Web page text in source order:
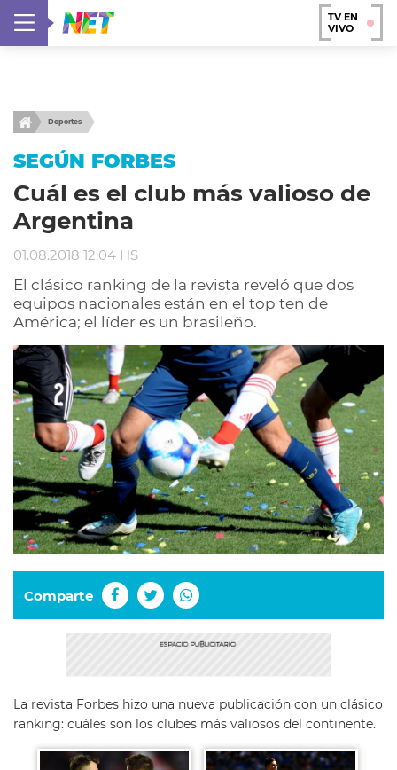
TV EN
VIVO
Deportes
SEGÚN FORBES
Cuál es el club más valioso de
Argentina
01.08.2018 12:04 HS
El clásico ranking de la revista reveló que dos
equipos nacionales están en el top ten de
América; el líder es un brasileño.
Comparte
La revista Forbes hizo una nueva publicación con un clásico
ranking: cuáles son los clubes más valiosos del continente.